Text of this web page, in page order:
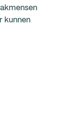
kunnen